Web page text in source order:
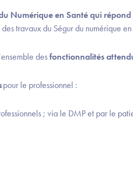
Numérique en Santé qui
travaux du Ségur du numérique en
desfonctionnalités
pour le professionnel :
; via le DMP et par le